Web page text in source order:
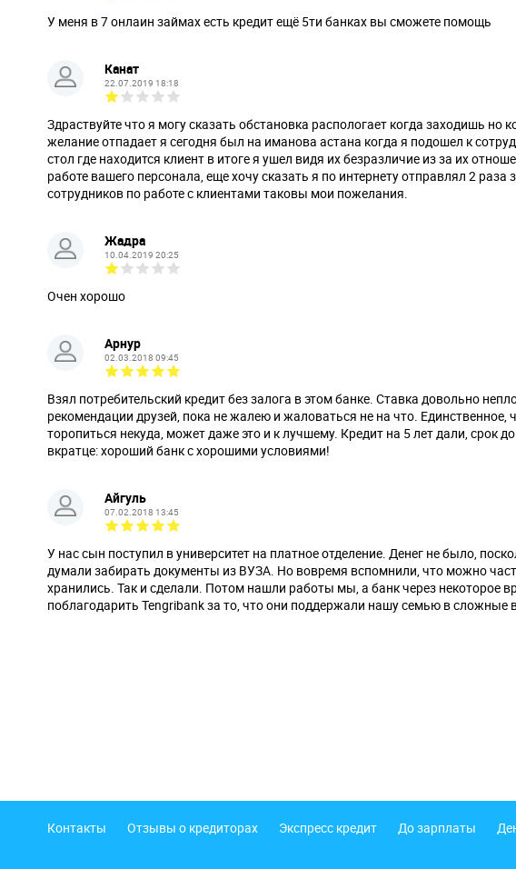
У меня в 7 онлаин займах есть кредит ещё 5ти банках вы сможете помощь
Канат
22.07.2019 18:18
Здраствуйте что я могу сказать обстановка распологает когда заходишь
желание отпадает я сегодня был на иманова астана когда я подошел к
стол где находится клиент в итоге я ушел видя их безразличие из за их
работе вашего персонала, еще хочу сказать я по интернету отправлял 2
сотрудников по работе с клиентами таковы мои пожелания.
Жадра
10.04.2019 20:25
Очен хорошо
Арнур
02.03.2018 09:45
Взял потребительский кредит без залога в этом банке. Ставка довольно
рекомендации друзей, пока не жалею и жаловаться не на что. Единственное,
торопиться некуда, может даже это и к лучшему. Кредит на 5 лет дали, срок
вкратце: хороший банк с хорошими условиями!
Айгуль
07.02.2018 13:45
У нас сын поступил в университет на платное отделение. Денег не было,
думали забирать документы из ВУЗА. Но вовремя вспомнили, что можно
хранились. Так и сделали. Потом нашли работы мы, а банк через некоторое
поблагодарить Tengribank за то, что они поддержали нашу семью в сложные
Подвал
Контакты Отзывы о кредиторах Экспресс кредит До зарплаты